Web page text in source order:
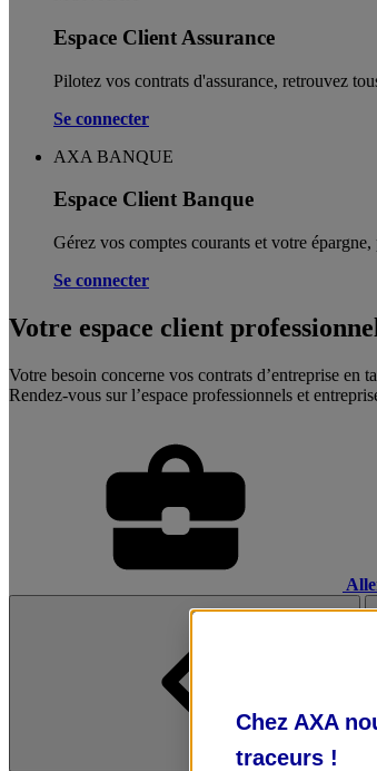
Espace Client Assurance
Pilotez vos contrats d'assurance, retrouvez
Se connecter
AXA BANQUE
Espace Client Banque
Gérez vos comptes courants et votre
Se connecter
Votre espace client
Votre besoin concerne vos contrats d’entreprise en
Rendez-vous sur l’espace professionnels et
Chez AXA
traceurs !